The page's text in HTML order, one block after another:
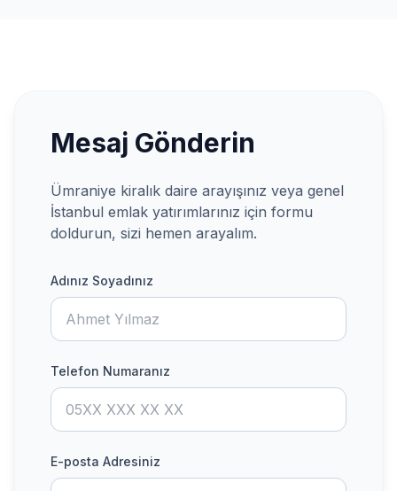
Mesaj Gönderin
Ümraniye kiralık daire arayışınız veya genel
İstanbul emlak yatırımlarınız için formu
doldurun, sizi hemen arayalım.
Adınız Soyadınız
Telefon Numaranız
E-posta Adresiniz